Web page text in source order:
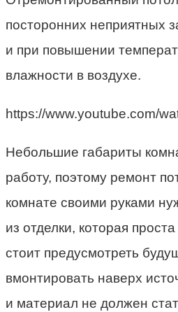
посторонних неприятных
и при повышении
влажности в воздухе.
https://www.youtube.com/
Небольшие габариты
работу, поэтому ремонт
комнате своими руками
из отделки, которая
стоит предусмотреть
вмонтировать наверх
и материал не должен